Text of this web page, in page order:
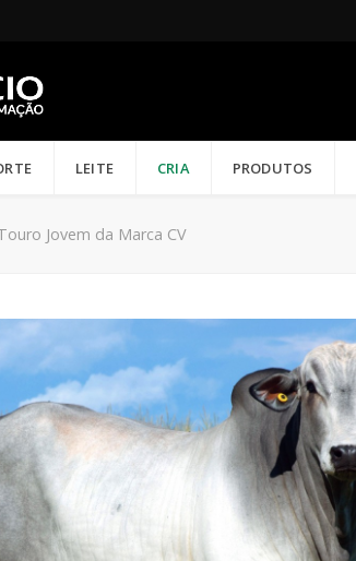
LEITE CRIA PRODUTOS
Jovem da Marca CV